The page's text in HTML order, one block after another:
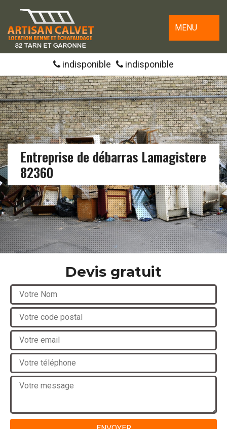
MENU
indisponible indisponible
Entreprise de débarras Lamagistere
82360
Devis gratuit